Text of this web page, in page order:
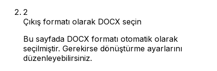
2
Çıkış formatı olarak DOCX seçin
Bu sayfada DOCX formatı otomatik olarak
seçilmiştir. Gerekirse dönüştürme ayarlarını
düzenleyebilirsiniz.